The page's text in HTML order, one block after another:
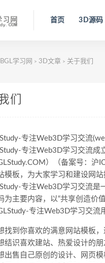
首页 3D源码
学习网 > 3D文章 > 关于我们
们
专注Web3D学习交流
专注Web3D学习交流
）（备案号：
模板，为大家学习和建设网
专注Web3D学习交流是
为主要内容，以“共享创造价
专注Web3D学习交流
找到你喜欢的满意网站模板
结识喜欢建站、热爱设计的
出售自己原创的设计、网页